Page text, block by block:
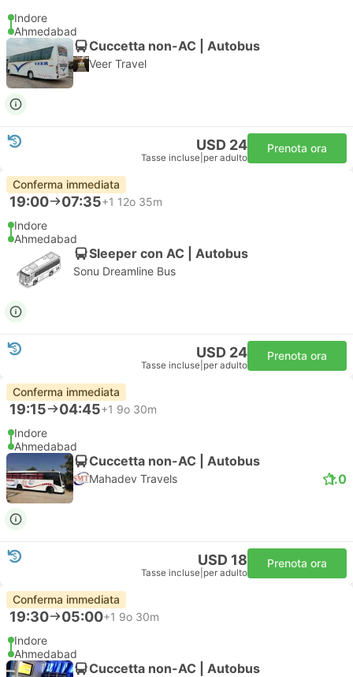
Indore
Ahmedabad
Cuccetta non-AC | Autobus
Veer Travel
USD 24
Tasse incluse per adulto
Prenota ora
Conferma immediata
19:00 07:35+1 12o 35m
Indore
Ahmedabad
Sleeper con AC | Autobus
Sonu Dreamline Bus
USD 24
Tasse incluse per adulto
Prenota ora
Conferma immediata
19:15 04:45+1 9o 30m
Indore
Ahmedabad
Cuccetta non-AC | Autobus
Mahadev Travels 1.0
USD 18
Tasse incluse per adulto
Prenota ora
Conferma immediata
19:30 05:00+1 9o 30m
Indore
Ahmedabad
Cuccetta non-AC | Autobus